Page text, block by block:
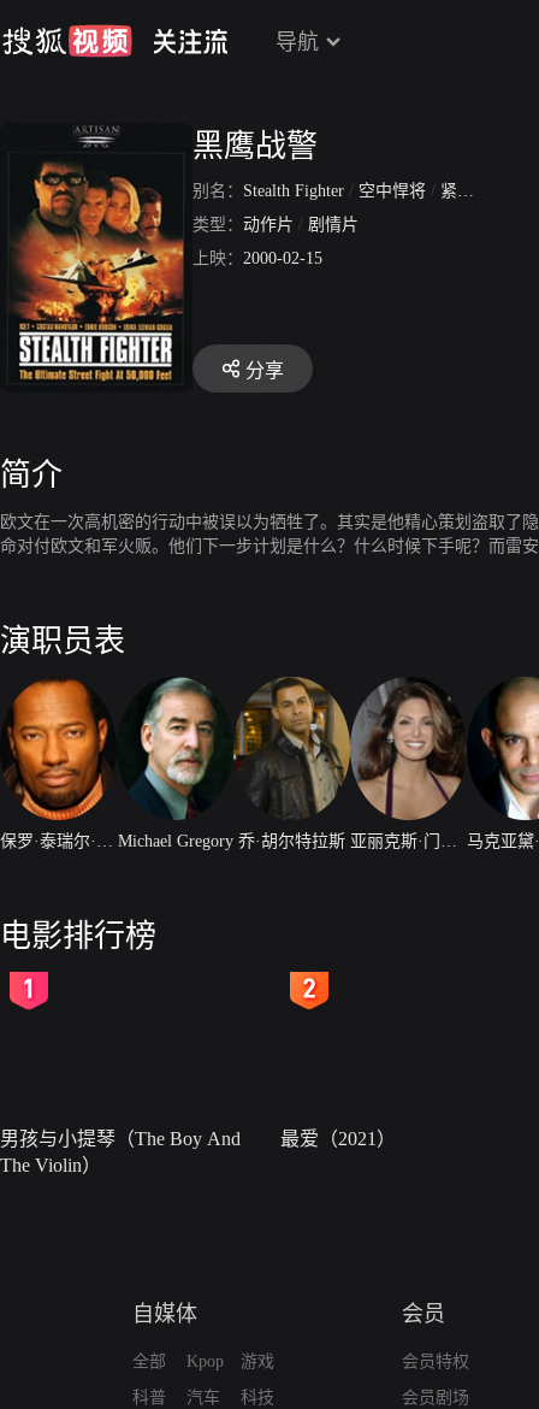
导航
黑鹰战警
别名： Stealth Fighter / 空中悍将 / 紧急战略
类型： 动作片 / 剧情片
上映： 2000-02-15
分享
简介
欧文在一次高机密的行动中被误以为牺牲了。其实是他精心策划盗取
命对付欧文和军火贩。他们下一步计划是什么？什么时候下手呢？而雷
演职员表
Michael Gregory 乔·胡尔特拉斯
电影排行榜
男孩与小提琴（The Boy And
The Violin）
最爱（2021）
自媒体
全部
科普
Kpop
汽车
游戏
科技
会员
会员特权
会员剧场